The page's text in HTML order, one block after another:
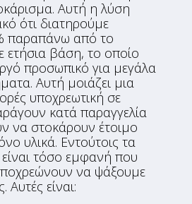
Αυτή η λύση
ότι διατηρούμε
παραπάνω από το
ετήσια βάση, το οποίο
προσωπικό για μεγάλα
Αυτή μοιάζει μια
υποχρεωτική σε
κατά παραγγελία
να στοκάρουν έτοιμο
υλικά. Εντούτοις τα
τόσο εμφανή που
να ψάξουμε
Αυτές είναι: